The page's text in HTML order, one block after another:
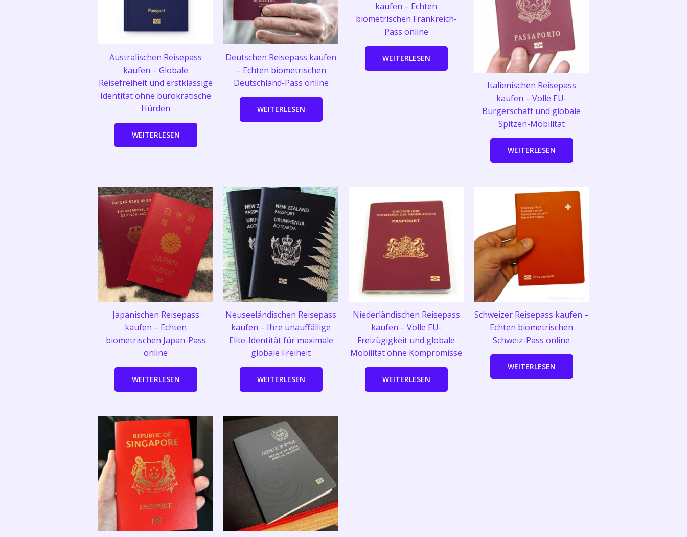
Australischen Reisepass
kaufen – Globale
Reisefreiheit und erstklassige
Identität ohne bürokratische
Hürden
WEITERLESEN
Deutschen Reisepass kaufen
– Echten biometrischen
Deutschland-Pass online
WEITERLESEN
kaufen – Echten
biometrischen Frankreich-
Pass online
WEITERLESEN
Italienischen Reisepass
kaufen – Volle EU-
Bürgerschaft und globale
Spitzen-Mobilität
WEITERLESEN
Japanischen Reisepass
kaufen – Echten
biometrischen Japan-Pass
online
WEITERLESEN
Neuseeländischen Reisepass
kaufen – Ihre unauffällige
Elite-Identität für maximale
globale Freiheit
WEITERLESEN
Niederländischen Reisepass
kaufen – Volle EU-
Freizügigkeit und globale
Mobilität ohne Kompromisse
WEITERLESEN
Schweizer Reisepass kaufen –
Echten biometrischen
Schweiz-Pass online
WEITERLESEN